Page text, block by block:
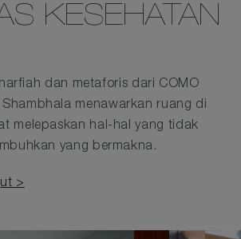
KESEHATAN
dan metaforis dari COMO
menawarkan ruang di
melepaskan hal-hal yang tidak
yang bermakna.
>